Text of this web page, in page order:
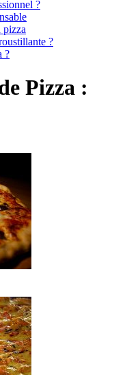
?
pizza
?
?
Pizza :